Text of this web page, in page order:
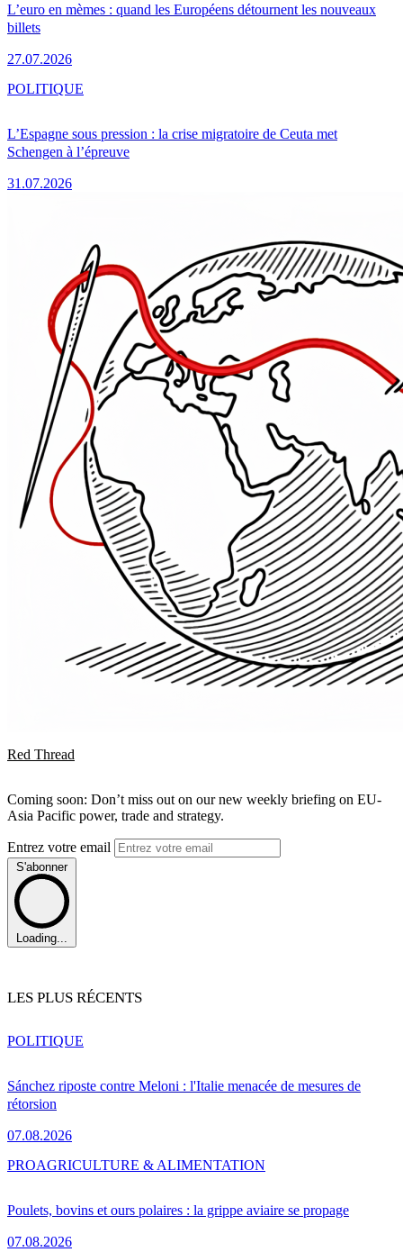
L’euro en mèmes : quand les Européens détournent les nouveaux
billets
27.07.2026
L’Espagne sous pression : la crise migratoire de Ceuta met
Schengen à l’épreuve
31.07.2026
POLITIQUE
Red Thread
Coming soon: Don’t miss out on our new weekly briefing on EU-
Asia Pacific power, trade and strategy.
Entrez votre email
S'abonner
Loading...
LES PLUS RÉCENTS
Sánchez riposte contre Meloni : l'Italie menacée de mesures de
rétorsion
07.08.2026
POLITIQUE
Poulets, bovins et ours polaires : la grippe aviaire se propage
07.08.2026
PROAGRICULTURE & ALIMENTATION